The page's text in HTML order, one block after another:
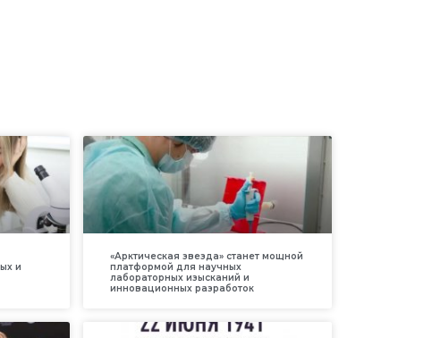
и
«Арктическая звезда» станет мощной
платформой для научных
лабораторных изысканий и
инновационных разработок